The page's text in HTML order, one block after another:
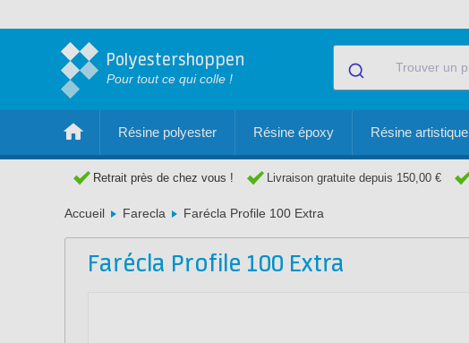
Polyestershoppen
Pour tout ce qui colle !
Résine polyester Résine époxy Résine artistique
Retrait près de chez vous ! Livraison gratuite depuis 150,00 €
Accueil Farecla Farécla Profile 100 Extra
Farécla Profile 100 Extra